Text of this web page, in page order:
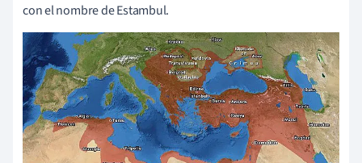
con el nombre de Estambul.